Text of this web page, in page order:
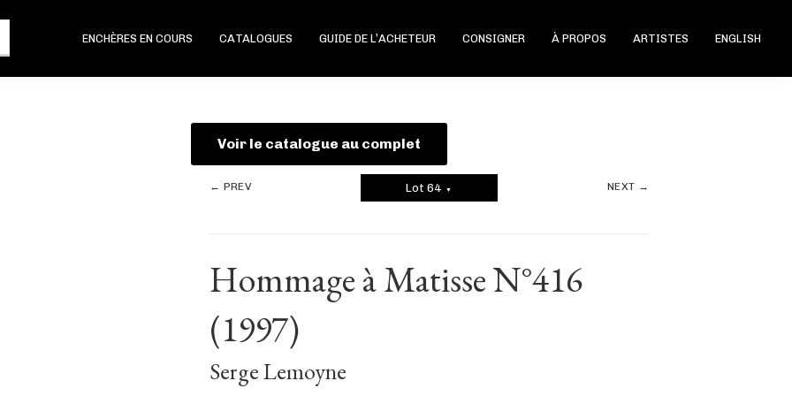
ENCHÈRES EN COURS CATALOGUES GUIDE DE L’ACHETEUR CONSIGNER À PROPOS ARTISTES ENGLISH
Voir le catalogue au complet
← PREV Lot 64 ▼ NEXT →
Hommage à Matisse N°416
(1997)
Serge Lemoyne